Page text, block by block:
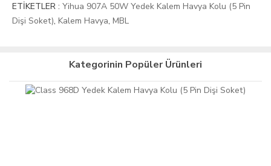
ETİKETLER : Yihua 907A 50W Yedek Kalem Havya Kolu (5 Pin
Dişi Soket), Kalem Havya, MBL
Kategorinin Popüler Ürünleri